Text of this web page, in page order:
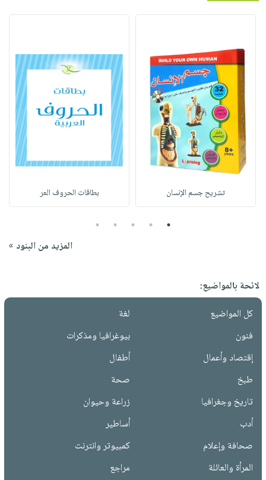
تشريح جسم الإنسان بطاقات الحروف العر
1
2
3
4
5
المزيد من البنود »
لائحة بالمواضيع:
كل المواضيع
لغة
فنون
بيوغرافيا ومذكرات
إقتصاد وأعمال
أطفال
طبخ
صحة
تاريخ وجغرافيا
زراعة وحيوان
أدب
أساطير
صحافة وإعلام
كمبيوتر وانترنت
المرأة والعائلة
مراجع